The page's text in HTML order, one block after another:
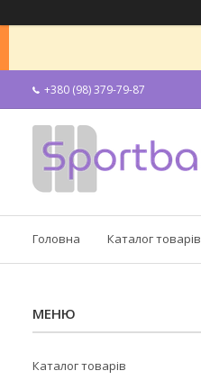
+380 (98) 379-79-87
Головна Каталог товарів
Каталог товарів